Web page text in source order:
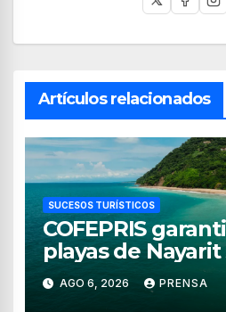
Artículos relacionados
SUCESOS TURÍSTICOS
COFEPRIS
playas de
para uso
AGO 6, 2026 PRENSA